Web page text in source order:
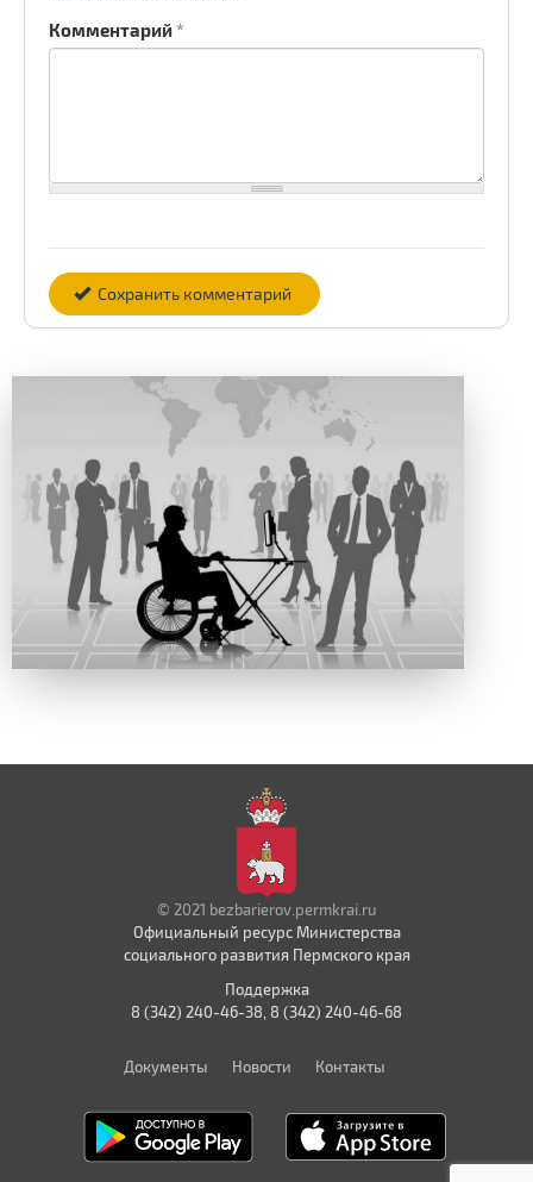
Комментарий*
Сохранить комментарий
© 2021 bezbarierov.permkrai.ru
Официальный ресурс Министерства
социального развития Пермского края
Поддержка
8 (342) 240-46-38, 8 (342) 240-46-68
Документы Новости Контакты